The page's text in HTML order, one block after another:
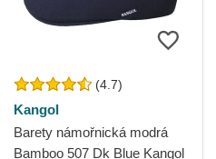
(4.7)
Kangol
Barety námořnická modrá
Bamboo 507 Dk Blue Kangol